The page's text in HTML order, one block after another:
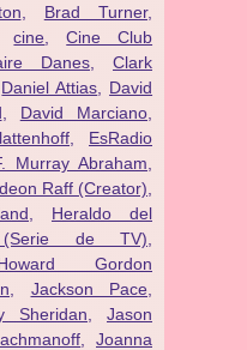
Brad Turner,
cine ,Cine Club
Danes
Clark
Daniel Attias
David
David Marciano
EsRadio
Murray Abraham
Raff (Creator)
Heraldo del
(Serie de TV)
Gordon
Jackson Pace
Sheridan
Jason
Joanna